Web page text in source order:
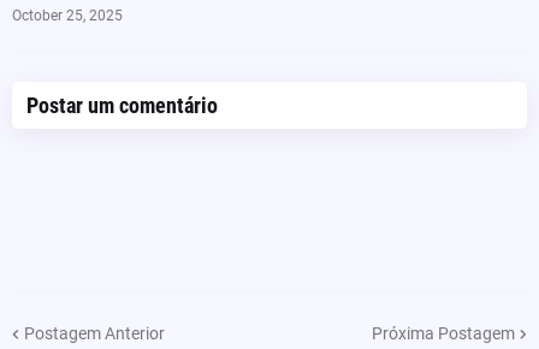
October 25, 2025
Postar um comentário
Postagem Anterior Próxima Postagem